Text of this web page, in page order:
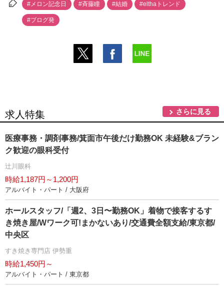
#メロン記念日 #斉藤瞳 #結婚 #elthaトレンド
#ブログ発
求人特集 さらに見る
医療事務・調剤事務/箕面市午後だけ勤務OK 未経験&ブラン
ク歓迎の眼科受付
辻川眼科
時給1,187円～1,200円
アルバイト・パート / 大阪府
ホールスタッフ/「週2、3日〜勤務OK」着物で接客するす
き焼き屋/Wワーク可!まかないあり/交通費全額支給/東京都/
中央区
すき焼き専門店 伊勢重
時給1,450円～
アルバイト・パート / 東京都